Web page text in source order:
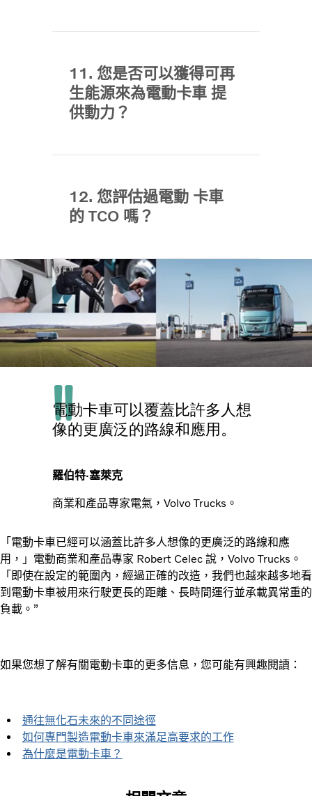
11. 您是否可以獲得可再
生能源來為電動卡車 提
供動力？
12. 您評估過電動 卡車
的 TCO 嗎？
電動卡車可以覆蓋比許多人想
像的更廣泛的路線和應用。
羅伯特·塞萊克
商業和產品專家電氣，Volvo Trucks。
「電動卡車已經可以涵蓋比許多人想像的更廣泛的路線和應
用，」電動商業和產品專家 Robert Celec 說，Volvo Trucks。
「即使在設定的範圍內，經過正確的改造，我們也越來越多地看
到電動卡車被用來行駛更長的距離、長時間運行並承載異常重的
負載。”
如果您想了解有關電動卡車的更多信息，您可能有興趣閱讀：
通往無化石未來的不同途徑
如何專門製造電動卡車來滿足高要求的工作
為什麼是電動卡車？